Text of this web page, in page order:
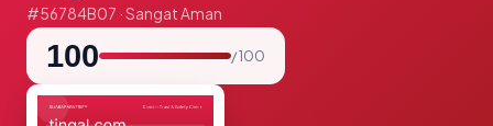
#56784B07 · Sangat Aman
100 / 100